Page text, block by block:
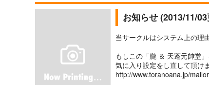
お知らせ (2013/11/03
当サークルはシステム上の理
もしこの「朧 ＆ 天蓬元帥堂
気に入り設定をし直して頂け
http://www.toranoana.jp/